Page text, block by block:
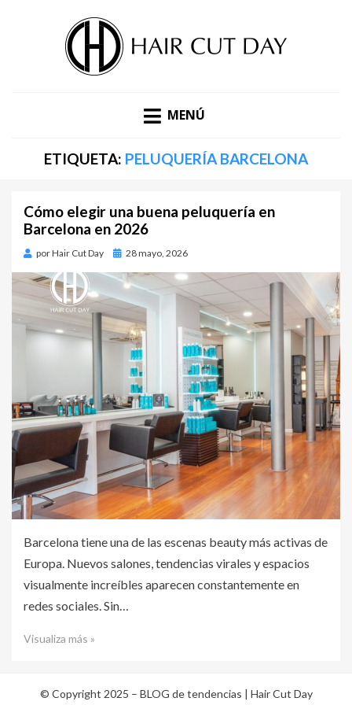
BLOG DE TENDENCIAS |
HAIR CUT DAY
ESTÉTICA Y MODA. BLOG DE HAIR CUT DAY.
MENÚ
ETIQUETA: PELUQUERÍA BARCELONA
Cómo elegir una buena peluquería en
Barcelona en 2026
porHair Cut Day
Publicado
28 mayo, 2026
Barcelona tiene una de las escenas beauty más activas de
Europa. Nuevos salones, tendencias virales y espacios
visualmente increíbles aparecen constantemente en
redes sociales. Sin…
Visualiza más »
© Copyright 2025 – BLOG de tendencias | Hair Cut Day